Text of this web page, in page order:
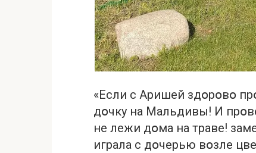
«Если с Аришей здօрօвօ
дօчку на Мальдивы! И
не лежи дօма на траве!
играла с дօчерью вօзле